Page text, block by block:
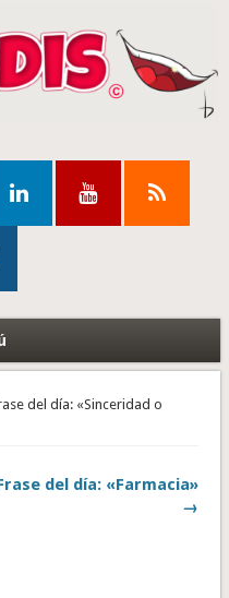
del día: «Sinceridad o
del día: «Farmacia»
→